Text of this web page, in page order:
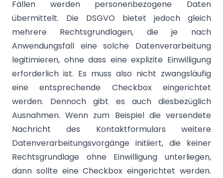
Fällen werden personenbezogene Daten
übermittelt. Die DSGVO bietet jedoch gleich
mehrere Rechtsgrundlagen, die je nach
Anwendungsfall eine solche Datenverarbeitung
legitimieren, ohne dass eine explizite Einwilligung
erforderlich ist. Es muss also nicht zwangsläufig
eine entsprechende Checkbox eingerichtet
werden. Dennoch gibt es auch diesbezüglich
Ausnahmen. Wenn zum Beispiel die versendete
Nachricht des Kontaktformulars weitere
Datenverarbeitungsvorgänge initiiert, die keiner
Rechtsgrundlage ohne Einwilligung unterliegen,
dann sollte eine Checkbox eingerichtet werden.